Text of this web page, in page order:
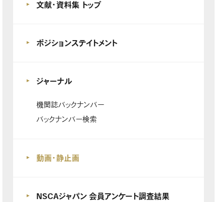
文献・資料集 トップ
ポジションステイトメント
ジャーナル
機関誌バックナンバー
バックナンバー検索
動画・静止画
NSCAジャパン 会員アンケート調査結果